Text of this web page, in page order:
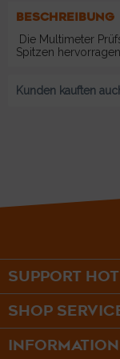
BESCHREIBUNG
Die Multimeter
Spitzen
Kunden kauften
SUPPORT
SHOP